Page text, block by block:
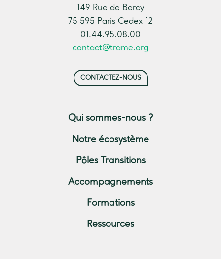
149 Rue de Bercy
75 595 Paris Cedex 12
01.44.95.08.00
contact@trame.org
CONTACTEZ-NOUS
Qui sommes-nous ?
Notre écosystème
Pôles Transitions
Accompagnements
Formations
Ressources